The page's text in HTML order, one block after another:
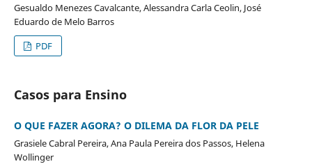
Gesualdo Menezes Cavalcante, Alessandra Carla Ceolin, José
Eduardo de Melo Barros
PDF
Casos para Ensino
O QUE FAZER AGORA? O DILEMA DA FLOR DA PELE
Grasiele Cabral Pereira, Ana Paula Pereira dos Passos, Helena
Wollinger